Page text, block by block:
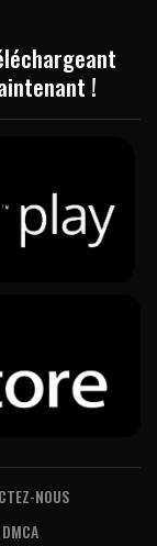
!
NOUS
DMCA